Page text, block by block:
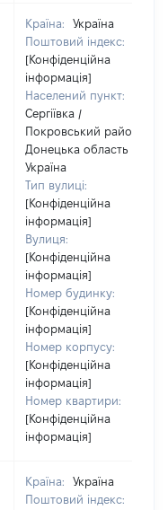
Країна:
Україна
Поштовий індекс:
[Конфіденційна
інформація]
Населений пункт:
Сергіївка /
Покровський район /
Донецька область /
Україна
Тип вулиці:
[Конфіденційна
інформація]
Вулиця:
[Конфіденційна
інформація]
Номер будинку:
[Конфіденційна
інформація]
Номер корпусу:
[Конфіденційна
інформація]
Номер квартири:
[Конфіденційна
інформація]
Країна:
Україна
Поштовий індекс: